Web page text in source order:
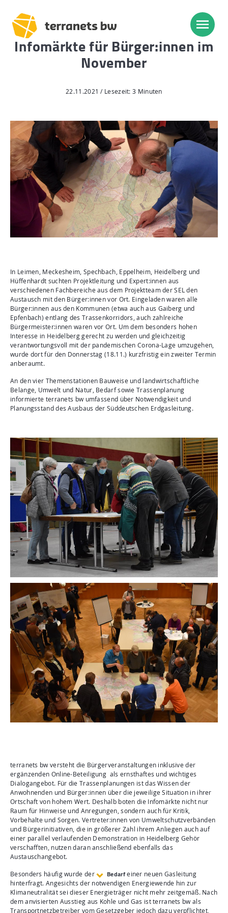
Lampertheim – Heidelberg
Heilbronn – Löchgau
Löchgau – Esslingen a. N.
Esslingen a. N. – Bissingen
Start
Planung, Bau, Betrieb
Aktuelles
Newsletter
Kontakt
Suche
Infomärkte für Bürger:innen im
November
22.11.2021 / Lesezeit: 3 Minuten
In Leimen, Meckesheim, Spechbach, Eppelheim, Heidelberg und
Hüffenhardt suchten Projektleitung und Expert:innen aus
verschiedenen Fachbereiche aus dem Projektteam der SEL den
Austausch mit den Bürger:innen vor Ort. Eingeladen waren alle
Bürger:innen aus den Kommunen (etwa auch aus Gaiberg und
Epfenbach) entlang des Trassenkorridors, auch zahlreiche
Bürgermeister:innen waren vor Ort. Um dem besonders hohen
Interesse in Heidelberg gerecht zu werden und gleichzeitig
verantwortungsvoll mit der pandemischen Corona-Lage umzugehen,
wurde dort für den Donnerstag (18.11.) kurzfristig ein zweiter Termin
anberaumt.
An den vier Themenstationen Bauweise und landwirtschaftliche
Belange, Umwelt und Natur, Bedarf sowie Trassenplanung
informierte terranets bw umfassend über Notwendigkeit und
Planungsstand des Ausbaus der Süddeutschen Erdgasleitung.
terranets bw versteht die Bürgerveranstaltungen inklusive der
ergänzenden Online-Beteiligung als ernsthaftes und wichtiges
Dialogangebot. Für die Trassenplanungen ist das Wissen der
Anwohnenden und Bürger:innen über die jeweilige Situation in ihrer
Ortschaft von hohem Wert. Deshalb boten die Infomärkte nicht nur
Raum für Hinweise und Anregungen, sondern auch für Kritik,
Vorbehalte und Sorgen. Vertreter:innen von Umweltschutzverbänden
und Bürgerinitiativen, die in größerer Zahl ihrem Anliegen auch auf
einer parallel verlaufenden Demonstration in Heidelberg Gehör
verschafften, nutzen daran anschließend ebenfalls das
Austauschangebot.
Besonders häufig wurde der
Bedarfeiner neuen Gasleitung
hinterfragt. Angesichts der notwendigen Energiewende hin zur
Klimaneutralität sei dieser Energieträger nicht mehr zeitgemäß. Nach
dem anvisierten Ausstieg aus Kohle und Gas ist terranets bw als
Transportnetzbetreiber vom Gesetzgeber jedoch dazu verpflichtet,